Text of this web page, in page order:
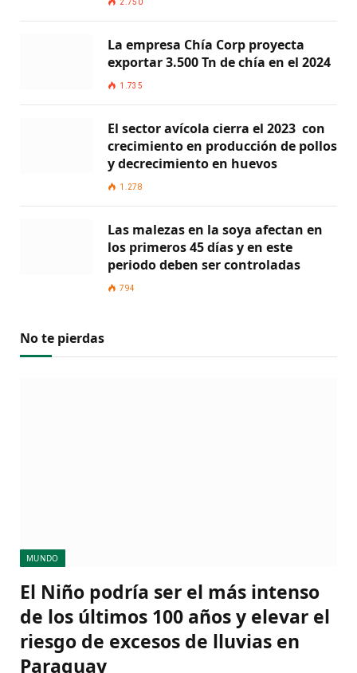
2.750
La empresa Chía Corp proyecta
exportar 3.500 Tn de chía en el 2024
1.735
El sector avícola cierra el 2023 con
crecimiento en producción de pollos
y decrecimiento en huevos
1.278
Las malezas en la soya afectan en
los primeros 45 días y en este
periodo deben ser controladas
794
No te pierdas
MUNDO
El Niño podría ser el más intenso
de los últimos 100 años y elevar el
riesgo de excesos de lluvias en
Paraguay